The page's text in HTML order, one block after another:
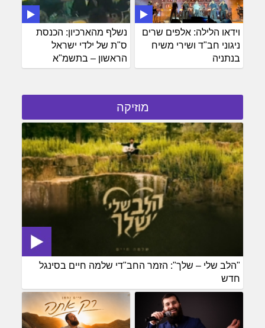
נשלף מהארכיון: הכנסת
ס"ת של ילדי ישראל
הראשון – בתשמ"א
וידאו הלילה: אלפים שרים
ניגוני חב"ד ושירי משיח
בנתניה
מוזיקה
"הלב שלי – שלך": הזמר החב"די שלמה חיים בסינגל
חדש